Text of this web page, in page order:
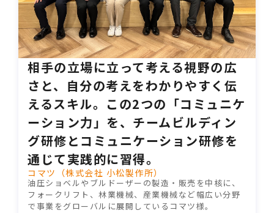
相手の立場に立って考える視野の広
さと、自分の考えをわかりやすく伝
えるスキル。この2つの「コミュニケ
ーション力」を、チームビルディン
グ研修とコミュニケーション研修を
通じて実践的に習得。
コマツ（株式会社 小松製作所）
油圧ショベルやブルドーザーの製造・販売を中核に、
フォークリフト、林業機械、産業機械など幅広い分野
で事業をグローバルに展開しているコマツ様。